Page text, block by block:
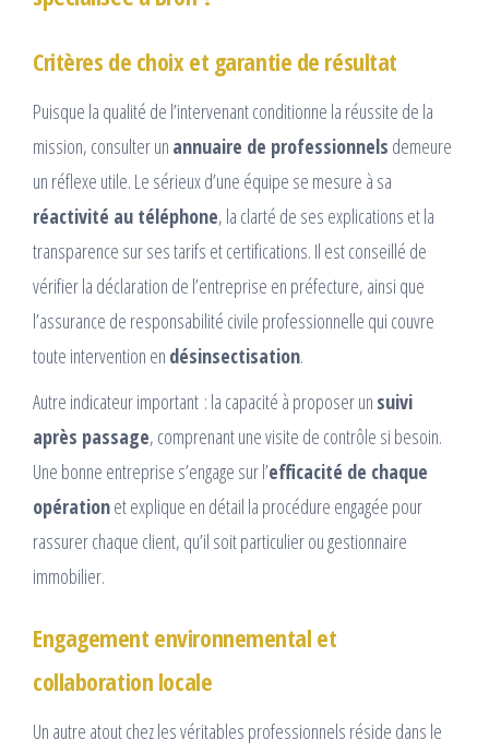
Critères de choix et garantie de résultat
Puisque la qualité de l’intervenant conditionne la réussite de la
mission, consulter un annuaire de professionnels demeure
un réflexe utile. Le sérieux d’une équipe se mesure à sa
réactivité au téléphone, la clarté de ses explications et la
transparence sur ses tarifs et certifications. Il est conseillé de
vérifier la déclaration de l’entreprise en préfecture, ainsi que
l’assurance de responsabilité civile professionnelle qui couvre
toute intervention en désinsectisation.
Autre indicateur important : la capacité à proposer un suivi
après passage, comprenant une visite de contrôle si besoin.
Une bonne entreprise s’engage sur l’efficacité de chaque
opérationet explique en détail la procédure engagée pour
rassurer chaque client, qu’il soit particulier ou gestionnaire
immobilier.
Engagement environnemental et
collaboration locale
Un autre atout chez les véritables professionnels réside dans le